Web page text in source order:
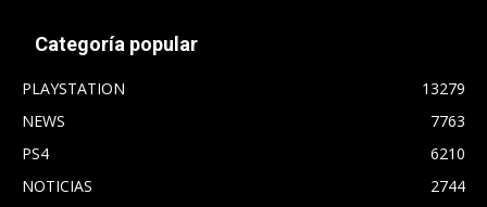
Categoría popular
PLAYSTATION
13279
NEWS
7763
PS4
6210
NOTICIAS
2744